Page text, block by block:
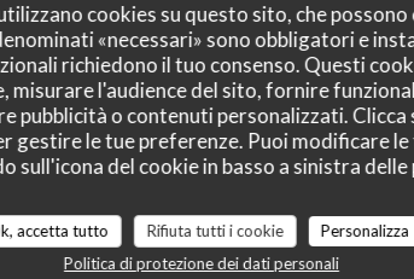
cookies su questo sito, che
«necessari» sono obbligatori e
richiedono il tuo consenso. Questi
misurare l'audience del sito, fornire
pubblicità o contenuti personalizzati.
gestire le tue preferenze. Puoi modificare le
sull'icona del cookie in basso a sinistra delle
accetta tutto Rifiuta tutti i cookie
Personalizza
Politica di protezione dei dati personali
Menus Carte des Boissons Notre sélection de